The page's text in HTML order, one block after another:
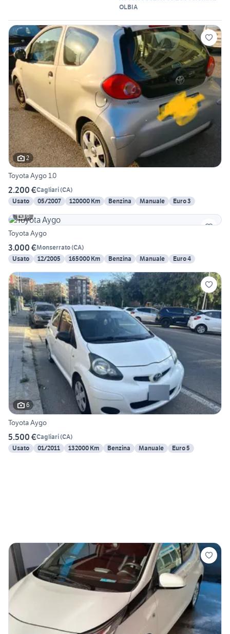
OLBIA
2
Toyota Aygo 1.0
2.200 €Cagliari(CA)
Usato
05/2007 120000 Km Benzina Manuale
Euro 3
6
Toyota Aygo
3.000 €Monserrato(CA)
Usato
12/2005 165000 Km Benzina Manuale Euro 4
6
Toyota Aygo
5.500 €Cagliari(CA)
Usato
01/2011 132000 Km Benzina Manuale Euro 5